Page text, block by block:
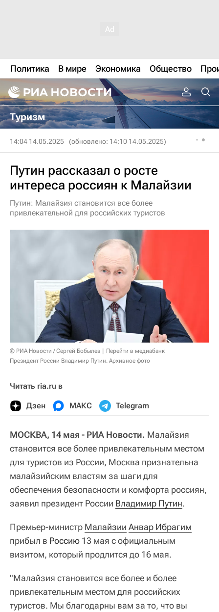
Политика В мире Экономика Общество
Туризм
14:04 14.05.2025 (обновлено: 14:10 14.05.2025)
Путин рассказал о росте
интереса россиян к Малайзии
Путин: Малайзия становится все более
привлекательной для российских туристов
© РИА Новости / Сергей Бобылев
Перейти в медиабанк
Президент России Владимир Путин. Архивное фото
Читать ria.ru в
Дзен МАКС Telegram
МОСКВА, 14 мая - РИА Новости. Малайзия
становится все более привлекательным местом
для туристов из России, Москва признательна
малайзийским властям за шаги для
обеспечения безопасности и комфорта россиян,
заявил президент России Владимир Путин.
Премьер-министр Малайзии Анвар Ибрагим
прибыл в Россию 13 мая с официальным
визитом, который продлится до 16 мая.
"Малайзия становится все более и более
привлекательным местом для российских
туристов. Мы благодарны вам за то, что вы